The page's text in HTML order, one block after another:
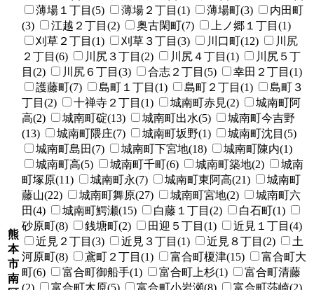
熊
本
市
南
薄場１丁目(5)
薄場２丁目(1) 薄場町(3)
内田町
(3)
江越２丁目(2) 奥古閑町(7)
上ノ郷１丁目(1)
刈草２丁目(1)
刈草３丁目(3) 川口町(12)
川尻
２丁目(6)
川尻３丁目(2) 川尻４丁目(1)
川尻５丁
目(2)
川尻６丁目(3) 合志２丁目(5)
幸田２丁目(1)
護藤町(7)
島町１丁目(1) 島町２丁目(1)
島町３
丁目(2)
十禅寺２丁目(1) 城南町赤見(2)
城南町阿
高(2)
城南町碇(13) 城南町出水(5)
城南町今吉野
(13)
城南町隈庄(7) 城南町坂野(1)
城南町沈目(5)
城南町島田(7)
城南町下宮地(18)
城南町陳内(1)
城南町高(5)
城南町千町(6) 城南町築地(2)
城南
町塚原(11)
城南町永(7) 城南町東阿高(21)
城南町
藤山(22)
城南町舞原(27) 城南町宮地(2)
城南町六
田(4)
城南町鰐瀬(15) 白藤１丁目(2)
白石町(1)
砂原町(8)
銭塘町(2) 田迎５丁目(1)
近見１丁目(4)
近見２丁目(3)
近見３丁目(1) 近見８丁目(2)
土
河原町(8)
鳶町２丁目(1) 富合町榎津(15)
富合町大
町(6)
富合町御船手(1) 富合町上杉(1)
富合町清藤